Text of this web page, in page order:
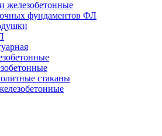
железобетонные
фундаментов ФЛ
стаканы